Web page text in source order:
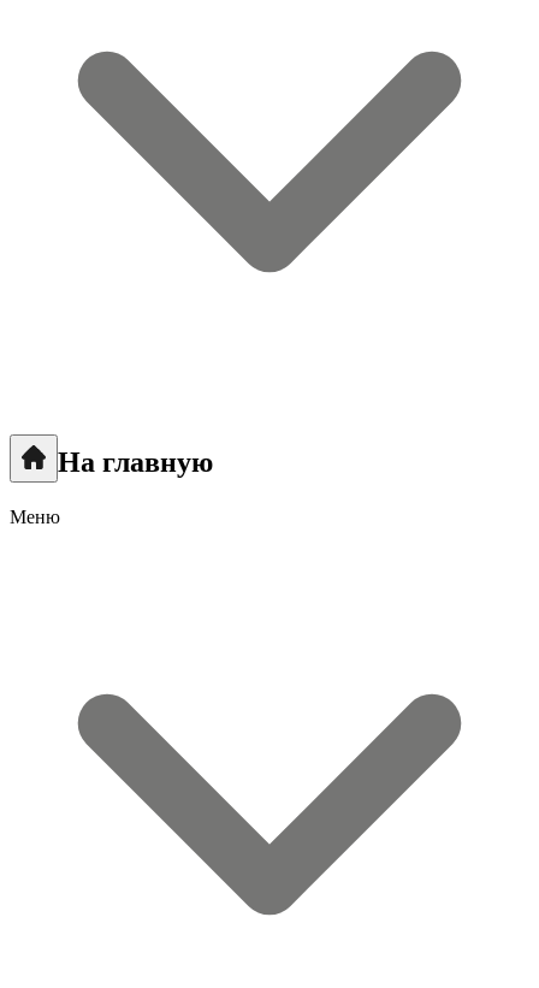
На главную
Меню